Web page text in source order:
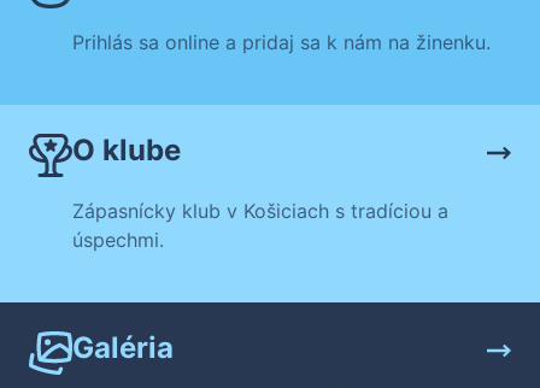
Prihlás sa online a pridaj sa k nám na žinenku.
O klube
Zápasnícky klub v Košiciach s tradíciou a
úspechmi.
Galéria